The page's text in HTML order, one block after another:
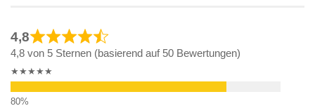
4,8
4,8 von 5 Sternen (basierend auf 50 Bewertungen)
★★★★★